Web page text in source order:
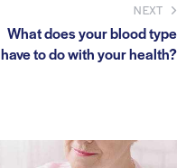
NEXT
What does your blood type
have to do with your health?